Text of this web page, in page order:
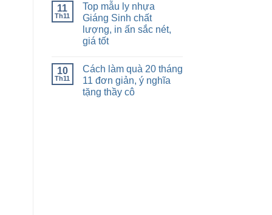
11
Th11
Top mẫu ly nhựa
Giáng Sinh chất
lượng, in ấn sắc nét,
giá tốt
10
Th11
Cách làm quà 20 tháng
11 đơn giản, ý nghĩa
tặng thầy cô